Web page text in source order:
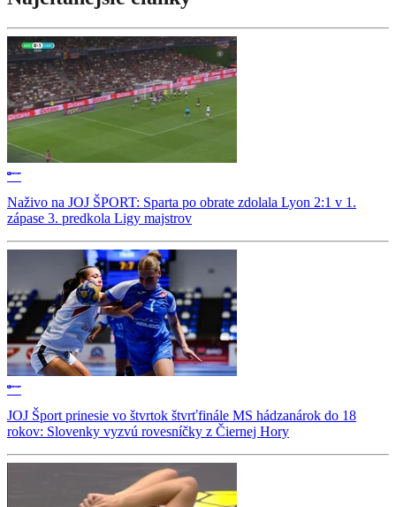
Naživo na JOJ ŠPORT: Sparta po obrate zdolala Lyon 2:1 v 1.
zápase 3. predkola Ligy majstrov
JOJ Šport prinesie vo štvrtok štvrťfinále MS hádzanárok do 18
rokov: Slovenky vyzvú rovesníčky z Čiernej Hory